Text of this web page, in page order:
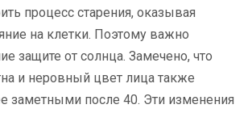
процесс старения, оказывая
на клетки. Поэтому важно
защите от солнца. Замечено, что
и неровный цвет лица также
заметными после 40. Эти изменения